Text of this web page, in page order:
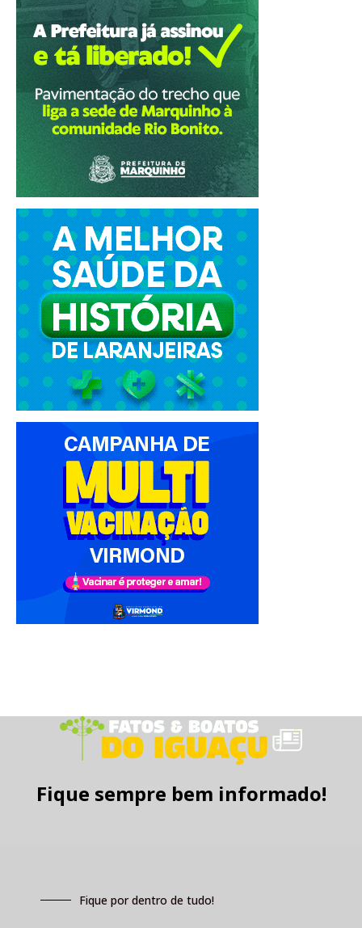
Fique sempre bem informado!
Fique por dentro de tudo!